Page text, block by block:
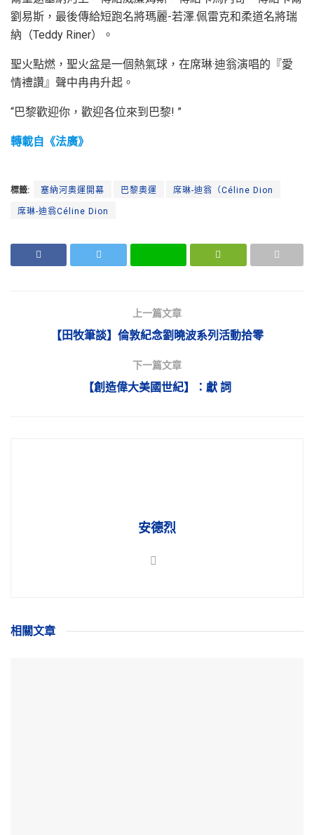
劉易斯，最後傳給短跑名將瑪麗-若澤.佩雷克和柔道名將瑞
納（Teddy Riner）。
聖火點燃，聖火盆是一個熱氣球，在席琳·迪翁演唱的『愛
情禮讚』聲中冉冉升起。
“巴黎歡迎你，歡迎各位來到巴黎! ”
轉載自《法廣》
標籤: 塞納河奧運開幕 巴黎奧運 席琳-迪翁（Céline Dion
席琳-迪翁Céline Dion
上一篇文章
【田牧筆談】倫敦紀念劉曉波系列活動拾零
下一篇文章
【創造偉大美國世紀】：獻 詞
安德烈
相關文章